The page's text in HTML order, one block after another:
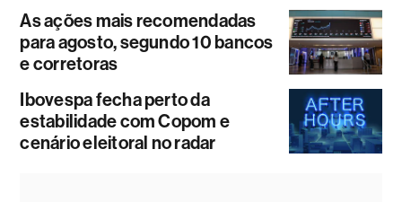
As ações mais recomendadas
para agosto, segundo 10 bancos
e corretoras
Ibovespa fecha perto da
estabilidade com Copom e
cenário eleitoral no radar